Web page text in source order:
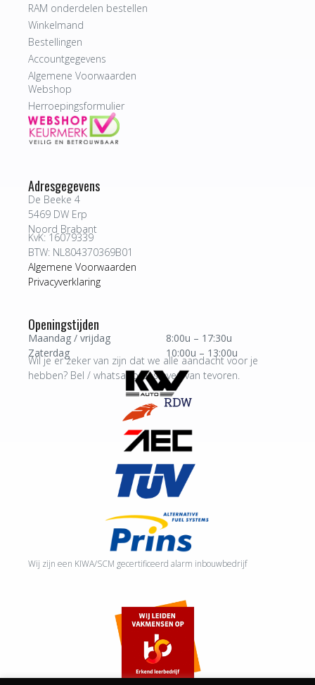
RAM onderdelen bestellen
Winkelmand
Bestellingen
Accountgegevens
Algemene Voorwaarden
Webshop
Herroepingsformulier
Adresgegevens
De Beeke 4
5469 DW Erp
Noord Brabant
KvK: 16079339
BTW: NL804370369B01
Algemene Voorwaarden
Privacyverklaring
Openingstijden
Maandag / vrijdag
8:00u – 17:30u
Zaterdag
10:00u – 13:00u
Wil je er zeker van zijn dat we alle aandacht voor je
hebben? Bel / whatsapp ons even van tevoren.
Wij zijn een KIWA/SCM gecertificeerd alarm inbouwbedrijf